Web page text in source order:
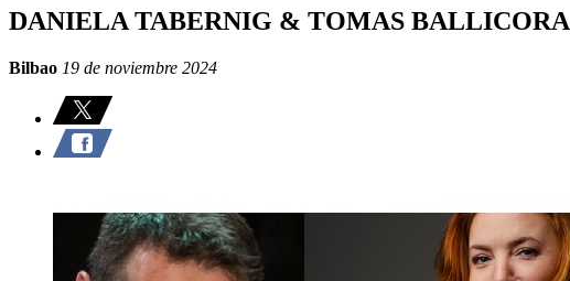
DANIELA TABERNIG & TOMAS BALLICORA
Bilbao 19 de noviembre 2024